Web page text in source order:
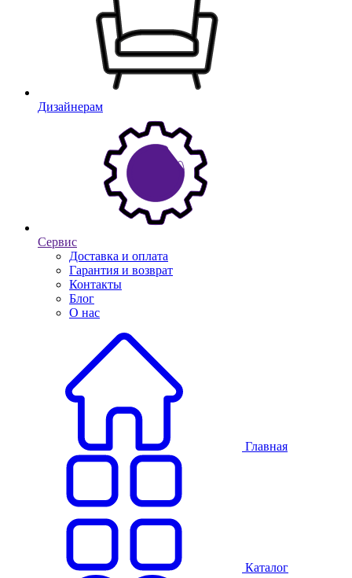
Дизайнерам
Сервис
Доставка и оплата
Гарантия и возврат
Контакты
Блог
О нас
Главная
Каталог